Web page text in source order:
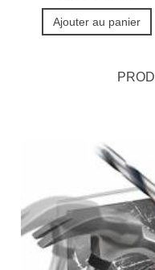
Ajouter au panier